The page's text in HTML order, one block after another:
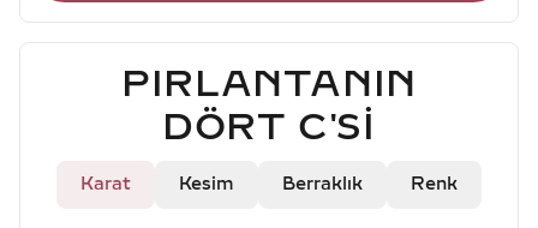
PIRLANTANIN
DÖRT C'SI
Karat Kesim Berraklık Renk